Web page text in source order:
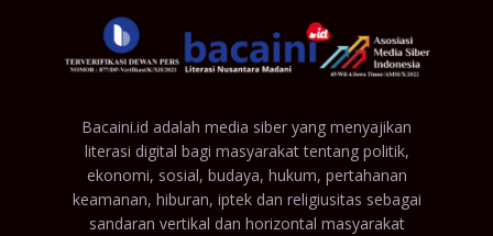
Bacaini.id adalah media siber yang menyajikan
literasi digital bagi masyarakat tentang politik,
ekonomi, sosial, budaya, hukum, pertahanan
keamanan, hiburan, iptek dan religiusitas sebagai
sandaran vertikal dan horizontal masyarakat